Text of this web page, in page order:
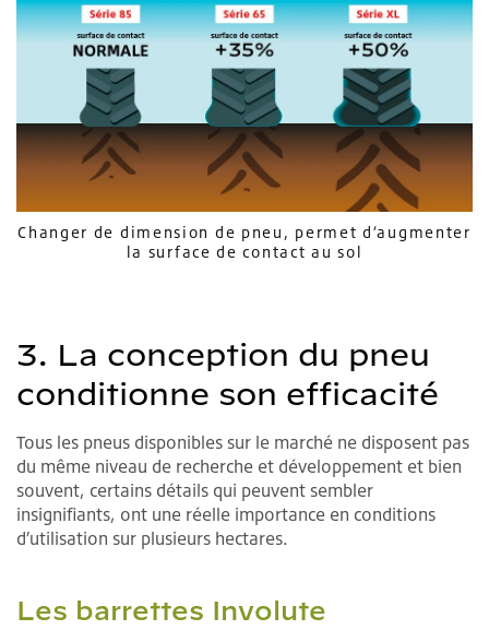
Changer de dimension de pneu, permet d’augmenter
la surface de contact au sol
3. La conception du pneu
conditionne son efficacité
Tous les pneus disponibles sur le marché ne disposent pas
du même niveau de recherche et développement et bien
souvent, certains détails qui peuvent sembler
insignifiants, ont une réelle importance en conditions
d’utilisation sur plusieurs hectares.
Les barrettes Involute